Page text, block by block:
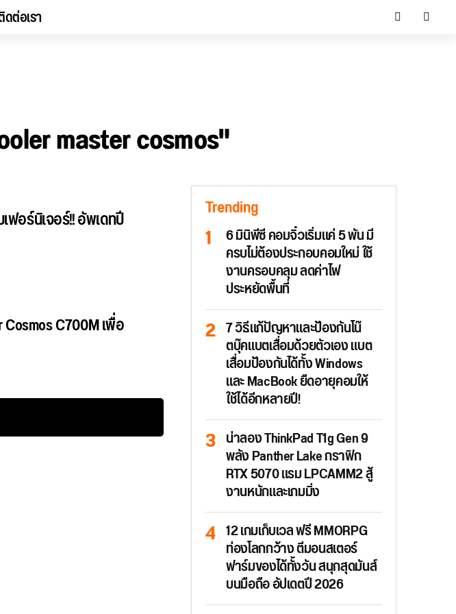
ต่อเรา
master cosmos"
อร์นิเจอร์!! อัพเดทปี
C700M เพื่อ
Trending
6 มินิพีซี คอมจิ๋วเริ่มแค่ 5 พัน มี
ครบไม่ต้องประกอบคอมใหม่ ใช้
งานครอบคลุม ลดค่าไฟ
ประหยัดพื้นที่
7 วิธีแก้ปัญหาและป้องกันโน๊
ตบุ๊คแบตเสื่อมด้วยตัวเอง แบต
เสื่อมป้องกันได้ทั้ง Windows
และ MacBook ยืดอายุคอมให้
ใช้ได้อีกหลายปี!
น่าลอง ThinkPad T1g Gen 9
พลัง Panther Lake กราฟิก
RTX 5070 แรม LPCAMM2 สู้
งานหนักและเกมมิ่ง
12 เกมเก็บเวล ฟรี MMORPG
ท่องโลกกว้าง ตีมอนสเตอร์
ฟาร์มของได้ทั้งวัน สนุกสุดมันส์
บนมือถือ อัปเดตปี 2026